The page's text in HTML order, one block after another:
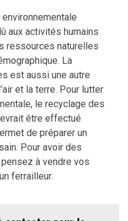
aux activités humains
ressources naturelles
La
est aussi une autre
et la terre. Pour lutter
le recyclage des
être effectué
de préparer un
Pour avoir des
à vendre vos
ferrailleur.